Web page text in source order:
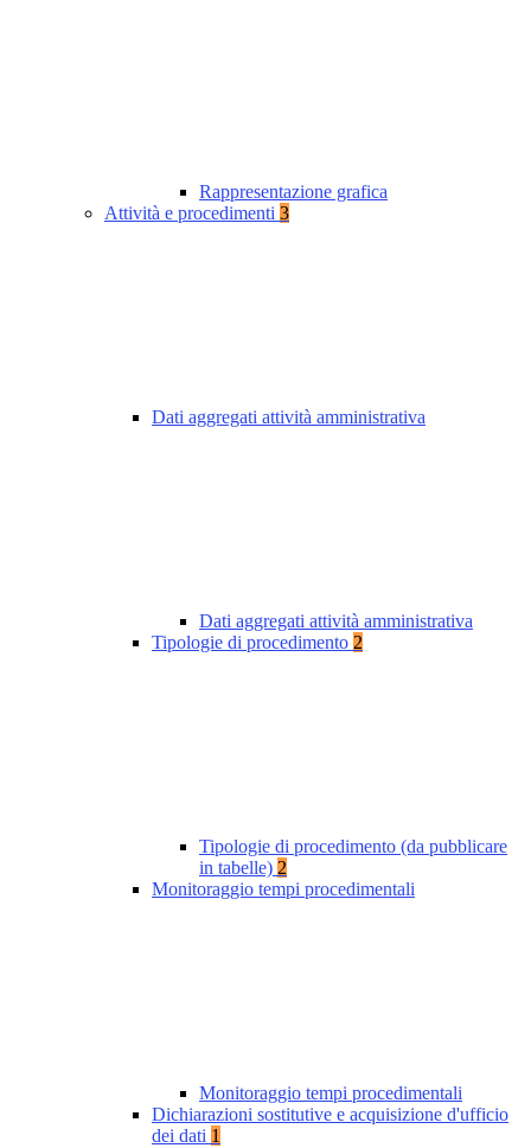
Rappresentazione grafica
Attività e procedimenti 3
Dati aggregati attività amministrativa
Dati aggregati attività amministrativa
Tipologie di procedimento 2
Tipologie di procedimento (da pubblicare
in tabelle) 2
Monitoraggio tempi procedimentali
Monitoraggio tempi procedimentali
Dichiarazioni sostitutive e acquisizione d'ufficio
dei dati 1